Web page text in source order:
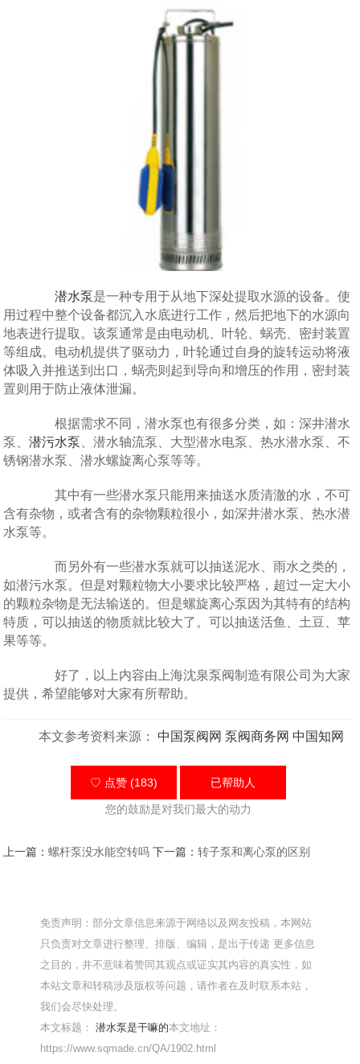
潜水泵是一种专用于从地下深处提取水源的设备。使
用过程中整个设备都沉入水底进行工作，然后把地下的水源向
地表进行提取。该泵通常是由电动机、叶轮、蜗壳、密封装置
等组成。电动机提供了驱动力，叶轮通过自身的旋转运动将液
体吸入并推送到出口，蜗壳则起到导向和增压的作用，密封装
置则用于防止液体泄漏。
根据需求不同，潜水泵也有很多分类，如：深井潜水
泵、潜污水泵 、潜水轴流泵、大型潜水电泵、热水潜水泵、不
锈钢潜水泵、潜水螺旋离心泵等等。
其中有一些潜水泵只能用来抽送水质清澈的水，不可
含有杂物，或者含有的杂物颗粒很小，如深井潜水泵、热水潜
水泵等。
而另外有一些潜水泵就可以抽送泥水、雨水之类的，
如潜污水泵。但是对颗粒物大小要求比较严格，超过一定大小
的颗粒杂物是无法输送的。但是螺旋离心泵因为其特有的结构
特质，可以抽送的物质就比较大了。可以抽送活鱼、土豆、苹
果等等。
好了，以上内容由上海沈泉泵阀制造有限公司为大家
提供，希望能够对大家有所帮助。
本文参考资料来源： 中国泵阀网 泵阀商务网 中国知网
♡ 点赞 (183) 已帮助 人
您的鼓励是对我们最大的动力
上一篇：螺杆泵没水能空转吗 下一篇：转子泵和离心泵的区别
免责声明：部分文章信息来源于网络以及网友投稿，本网站
只负责对文章进行整理、排版、编辑，是出于传递 更多信息
之目的，并不意味着赞同其观点或证实其内容的真实性，如
本站文章和转稿涉及版权等问题，请作者在及时联系本站，
我们会尽快处理。
本文标题：潜水泵是干嘛的本文地址：
https://www.sqmade.cn/QA/1902.html